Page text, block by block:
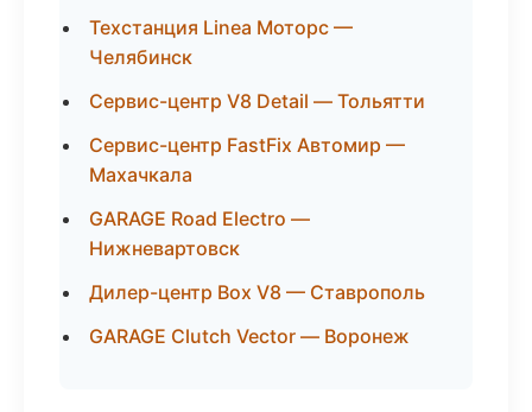
Техстанция Linea Моторс —
Челябинск
Сервис-центр V8 Detail — Тольятти
Сервис-центр FastFix Автомир —
Махачкала
GARAGE Road Electro —
Нижневартовск
Дилер-центр Box V8 — Ставрополь
GARAGE Clutch Vector — Воронеж